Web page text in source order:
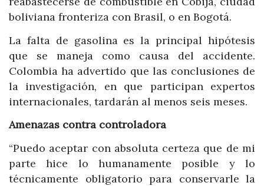
boliviana fronteriza con Brasil, o en Bogotá.
La falta de gasolina es la principal hipótesis
que se maneja como causa del accidente.
Colombia ha advertido que las conclusiones de
la investigación, en que participan expertos
internacionales, tardarán al menos seis meses.
Amenazas contra controladora
“Puedo aceptar con absoluta certeza que de mi
parte hice lo humanamente posible y lo
técnicamente obligatorio para conservarle la